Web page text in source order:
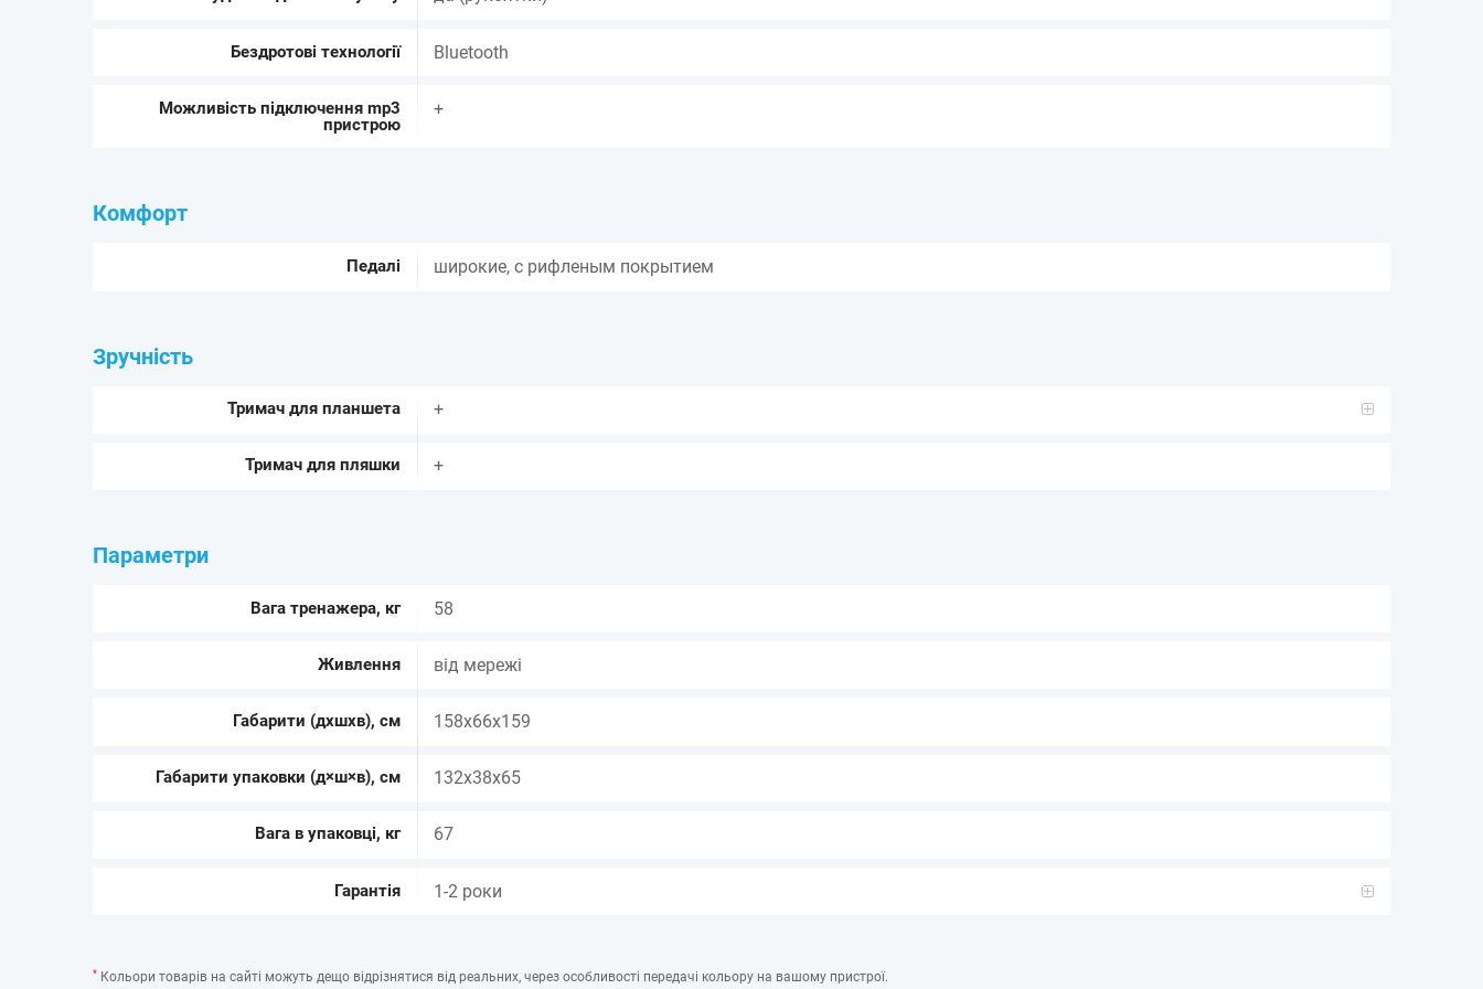
Бездротові технології Bluetooth
Можливість підключення mp3
пристрою
+
Комфорт
Педалі широкие, с рифленым покрытием
Зручність
Тримач для планшета +
Тримач для пляшки +
Параметри
Вага тренажера, кг 58
Живлення від мережі
Габарити (дхшхв), см 158х66х159
Габарити упаковки (д×ш×в), см 132х38х65
Вага в упаковці, кг 67
Гарантія 1-2 роки
* Кольори товарів на сайті можуть дещо відрізнятися від реальних, через особливості передачі кольору на вашому пристрої.